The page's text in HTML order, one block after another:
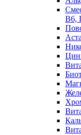
B6,